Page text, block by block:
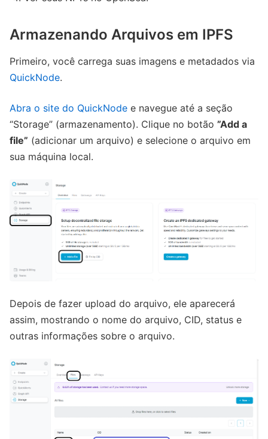
Armazenando Arquivos em IPFS
Primeiro, você carrega suas imagens e metadados via
QuickNode.
Abra o site do QuickNode e navegue até a seção
“Storage” (armazenamento). Clique no botão ”Add a
file” (adicionar um arquivo) e selecione o arquivo em
sua máquina local.
Depois de fazer upload do arquivo, ele aparecerá
assim, mostrando o nome do arquivo, CID, status e
outras informações sobre o arquivo.